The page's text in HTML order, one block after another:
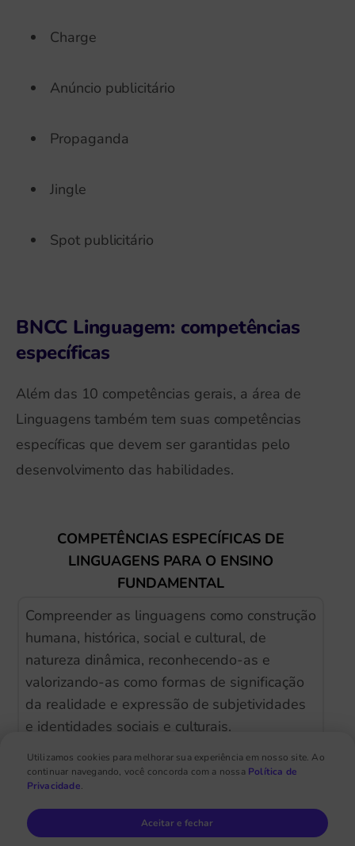
Charge
Anúncio publicitário
Propaganda
Jingle
Spot publicitário
BNCC Linguagem: competências
específicas
Além das 10 competências gerais, a área de
Linguagens também tem suas competências
específicas que devem ser garantidas pelo
desenvolvimento das habilidades.
COMPETÊNCIAS ESPECÍFICAS DE
LINGUAGENS PARA O ENSINO
FUNDAMENTAL
Compreender as linguagens como construção
humana, histórica, social e cultural, de
natureza dinâmica, reconhecendo-as e
valorizando-as como formas de significação
da realidade e expressão de subjetividades
e identidades sociais e culturais.
Conhecer e explorar diversas práticas de
linguagem (artísticas, corporais e linguísticas)
em diferentes campos da atividade humana
para continuar aprendendo, ampliar suas
Utilizamos cookies para melhorar sua experiência em nosso site. Ao
continuar navegando, você concorda com a nossa Política de
Privacidade.
Aceitar e fechar